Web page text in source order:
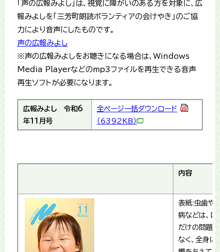
「声の広報みよし」は、視覚に障がいのある方を対象に、広
報みよしを「三芳町朗読ボランティアの会けやき」のご協
力により音声にしたものです。
声の広報みよし
※声の広報みよしをお聴きになる場合は、Windows
Media Playerなどのmp3ファイルを再生できる音声
再生ソフトが必要になります。
広報みよし 令和6
年11月号
全ページ一括ダウンロード
（6392KB）
内容
表紙:虫歯や
病などは、口
だけの問題
なく、全身に